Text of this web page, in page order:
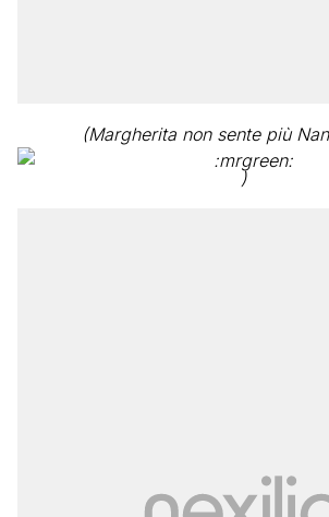
(Margherita non sente più
)